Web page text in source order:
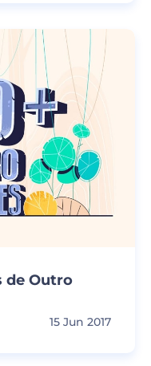
de Outro
15 Jun 2017